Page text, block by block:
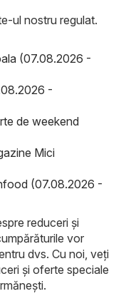
ul nostru regulat.
(07.08.2026 -
-
de weekend
Mici
(07.08.2026 -
reduceri și
vor
dvs. Cu noi, veți
și oferte speciale